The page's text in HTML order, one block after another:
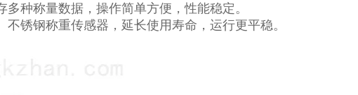
种称量数据，操作简单方便，性能稳定。
锈钢称重传感器，延长使用寿命，运行更平稳。